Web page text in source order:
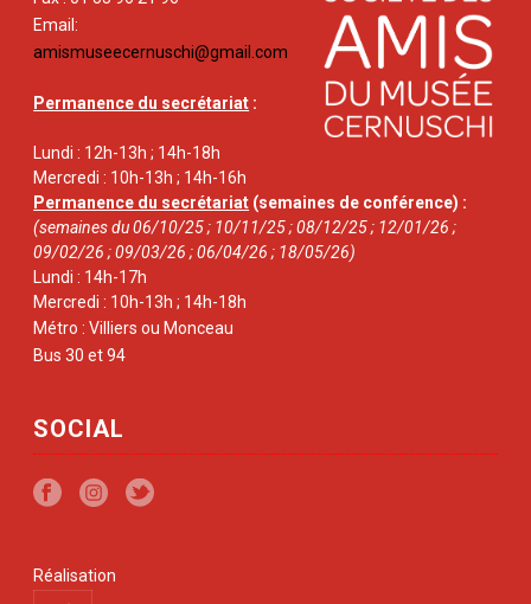
Email:
amismuseecernuschi@gmail.com
Permanence du secrétariat :
Lundi : 12h-13h ; 14h-18h
Mercredi : 10h-13h ; 14h-16h
Permanence du secrétariat (semaines de conférence) :
(semaines du 06/10/25 ; 10/11/25 ; 08/12/25 ; 12/01/26 ;
09/02/26 ; 09/03/26 ; 06/04/26 ; 18/05/26)
Lundi : 14h-17h
Mercredi : 10h-13h ; 14h-18h
Métro : Villiers ou Monceau
Bus 30 et 94
SOCIAL
Réalisation